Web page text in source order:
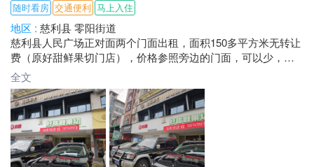
随时看房 交通便利 马上入住
地区 : 慈利县 零阳街道
慈利县人民广场正对面两个门面出租，面积150多平方米无转让
费（原好甜鲜果切门店），价格参照旁边的门面，可以少，有
心租，可以面谈！黄金地段，机会不多别错过！
地址：慈利县金慈商业街原好甜鲜果切门店
电话：*****3998 福歌
全文